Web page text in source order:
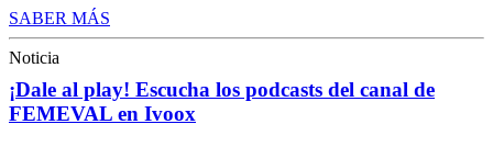
SABER MÁS
Noticia
¡Dale al play! Escucha los podcasts del canal de
FEMEVAL en Ivoox